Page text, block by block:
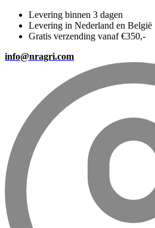
Levering binnen 3 dagen
Levering in Nederland en België
Gratis verzending vanaf €350,-
info@nragri.com